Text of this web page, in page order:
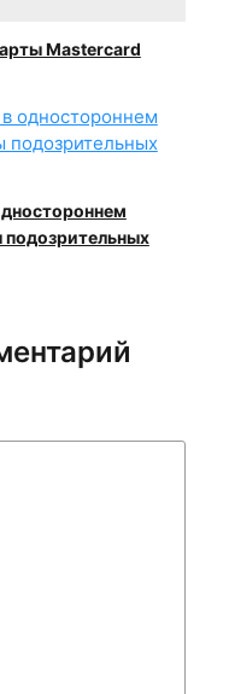
Mastercard